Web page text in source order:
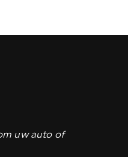
uw auto of